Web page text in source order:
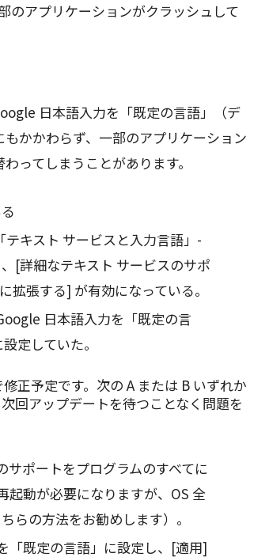
のアプリケーションがクラッシュして
日本語入力を「既定の言語」（デ
かかわらず、一部のアプリケーション
ってしまうことがあります。
テキスト サービスと入力言語」-
[詳細なテキスト サービスのサポ
拡張する] が有効になっている。
日本語入力を「既定の言
定していた。
正予定です。次の A または B いずれか
回アップデートを待つことなく問題を
サポートをプログラムのすべてに
起動が必要になりますが、OS 全
らの方法をお勧めします）。
「既定の言語」に設定し、[適用]